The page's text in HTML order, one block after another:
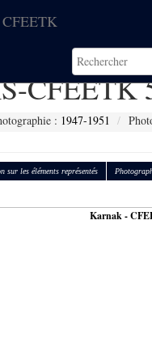
CFEETK
: 1947-1951
sur les éléments représentés